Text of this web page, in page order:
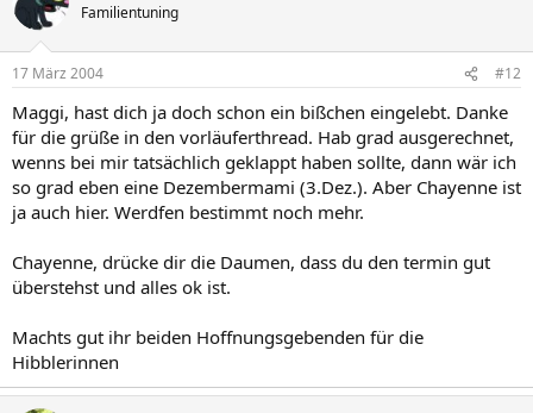
Familientuning
17 März 2004 #12
Maggi, hast dich ja doch schon ein bißchen eingelebt. Danke
für die grüße in den vorläuferthread. Hab grad ausgerechnet,
wenns bei mir tatsächlich geklappt haben sollte, dann wär ich
so grad eben eine Dezembermami (3.Dez.). Aber Chayenne ist
ja auch hier. Werdfen bestimmt noch mehr.
Chayenne, drücke dir die Daumen, dass du den termin gut
überstehst und alles ok ist.
Machts gut ihr beiden Hoffnungsgebenden für die
Hibblerinnen